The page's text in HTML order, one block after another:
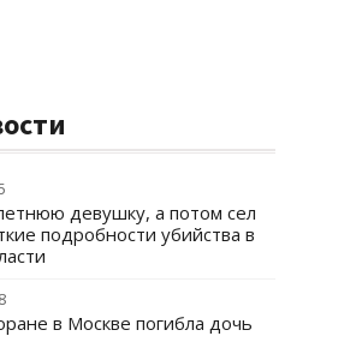
девушку, а потом сел
подробности убийства в
в Москве погибла дочь